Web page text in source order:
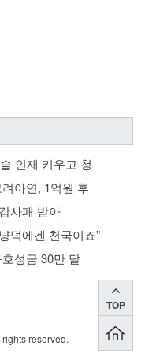
인재 키우고 청
아연, 1억원 후
사패 받아
덕에겐 천국이죠”
호성금 30만 달
reserved.
TOP